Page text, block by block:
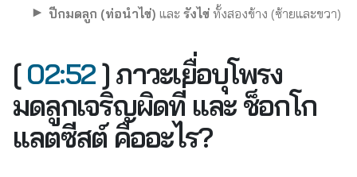
ปีกมดลูก (ท่อนำไข่) และ รังไข่ ทั้งสองข้าง (ซ้ายและขวา)
[02:52] ภาวะเยื่อบุโพรง
มดลูกเจริญผิดที่ และ ช็อกโก
แลตซีสต์ คืออะไร?